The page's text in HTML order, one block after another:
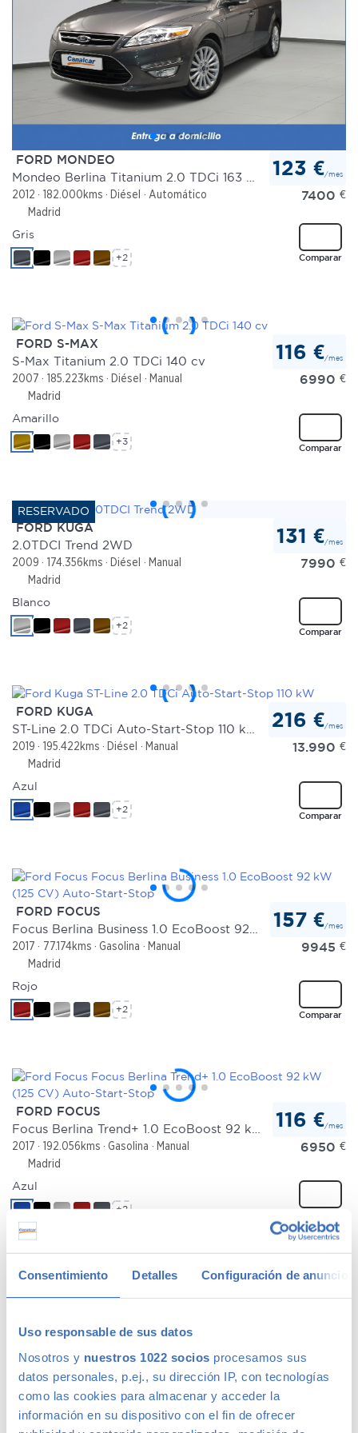
Consentimiento Detalles Configuración de anuncios
Uso responsable de sus datos
Nosotros y nuestros 1022 socios procesamos sus
datos personales, p.ej., su dirección IP, con tecnologías
como las cookies para almacenar y acceder la
información en su dispositivo con el fin de ofrecer
FORD MONDEO
2012 182.000kms Diésel
Automático
Madrid
123 €/mes
7400 €
Comparar
Gris
+2
FORD S-MAX
S-Max Titanium 2.0 TDCi 140 cv
2007 185.223kms Diésel
Manual
Madrid
116 €/mes
6990 €
Comparar
Amarillo
+3
FORD KUGA
2.0TDCI Trend 2WD
2009 174.356kms Diésel
Manual
Madrid
131 €/mes
7990 €
Comparar
Blanco
+2
FORD KUGA
2019 195.422kms Diésel
Manual
Madrid
216 €/mes
13.990 €
Comparar
Azul
+2
FORD FOCUS
2017 77.174kms Gasolina
Manual
Madrid
157 €/mes
9945 €
Comparar
Rojo
+2
FORD FOCUS
2017 192.056kms Gasolina
Manual
Madrid
116 €/mes
6950 €
Azul
+2
Madrid
Blanco
+2